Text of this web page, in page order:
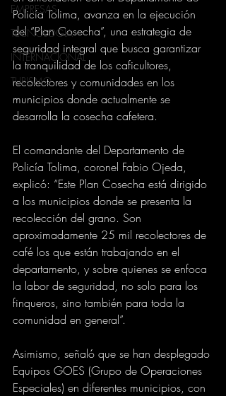
EMPRESAS
TECNOLOGIA
INTERNACIONAL
TURISMO
Policía Tolima, avanza en la ejecución
del “Plan Cosecha”, una estrategia de
seguridad integral que busca garantizar
la tranquilidad de los caficultores,
recolectores y comunidades en los
municipios donde actualmente se
desarrolla la cosecha cafetera.
El comandante del Departamento de
Policía Tolima, coronel Fabio Ojeda,
explicó: “Este Plan Cosecha está dirigido
a los municipios donde se presenta la
recolección del grano. Son
aproximadamente 25 mil recolectores de
café los que están trabajando en el
departamento, y sobre quienes se enfoca
la labor de seguridad, no solo para los
finqueros, sino también para toda la
comunidad en general”.
Asimismo, señaló que se han desplegado
Equipos GOES (Grupo de Operaciones
Especiales) en diferentes municipios, con